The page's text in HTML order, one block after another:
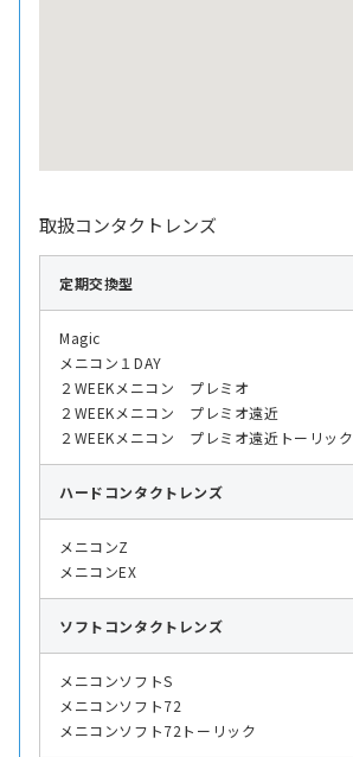
取扱コンタクトレンズ
定期交換型
Magic
メニコン１DAY
２WEEKメニコン プレミオ
２WEEKメニコン プレミオ遠近
２WEEKメニコン プレミオ遠近トーリック
ハード コンタクトレンズ
メニコンZ
メニコンEX
ソフト コンタクトレンズ
メニコンソフトS
メニコンソフト72
メニコンソフト72トーリック